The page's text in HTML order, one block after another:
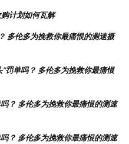
计划如何瓦解
多伦多为挽救你最痛恨的测速摄
罚单吗？ 多伦多为挽救你最痛恨
？ 多伦多为挽救你最痛恨的测速
？ 多伦多为挽救你最痛恨的测速